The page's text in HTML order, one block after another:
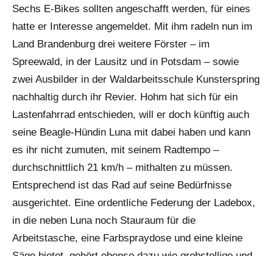
Sechs E-Bikes sollten angeschafft werden, für eines
hatte er Interesse angemeldet. Mit ihm radeln nun im
Land Brandenburg drei weitere Förster – im
Spreewald, in der Lausitz und in Potsdam – sowie
zwei Ausbilder in der Waldarbeitsschule Kunsterspring
nachhaltig durch ihr Revier. Hohm hat sich für ein
Lastenfahrrad entschieden, will er doch künftig auch
seine Beagle-Hündin Luna mit dabei haben und kann
es ihr nicht zumuten, mit seinem Radtempo –
durchschnittlich 21 km/h – mithalten zu müssen.
Entsprechend ist das Rad auf seine Bedürfnisse
ausgerichtet. Eine ordentliche Federung der Ladebox,
in die neben Luna noch Stauraum für die
Arbeitstasche, eine Farbspraydose und eine kleine